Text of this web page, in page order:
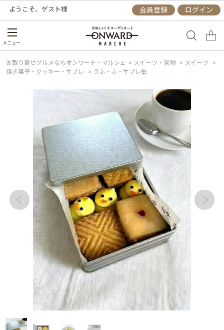
ようこそ、 ゲスト様 会員登録 ログイン
メニュー
お取り寄せグルメならオンワード・マルシェ > スイーツ・果物 > スイーツ
>
焼き菓子・クッキー・サブレ
> うふ・ふ・サブレ缶